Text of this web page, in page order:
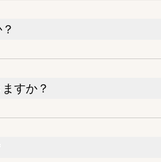
すか？